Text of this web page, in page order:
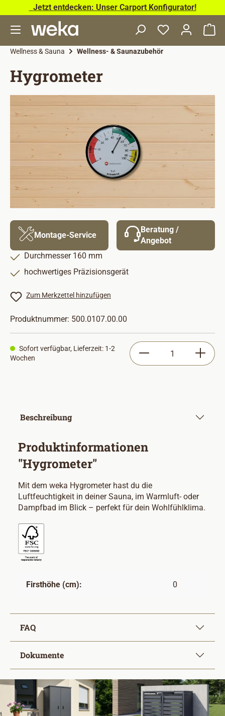
Zum Hauptinhalt springen
Jetzt entdecken: Unser Carport Konfigurator!
Wellness & Sauna Wellness- & Saunazubehör
Hygrometer
Bildergalerie überspringen
Montage-Service
Beratung /
Angebot
Durchmesser 160 mm
hochwertiges Präzisionsgerät
Zum Merkzettel hinzufügen
Produktnummer: 500.0107.00.00
Sofort verfügbar, Lieferzeit: 1-2
Wochen
Produkt Anzahl:
Beschreibung
Produktinformationen
"Hygrometer"
Mit dem weka Hygrometer hast du die
Luftfeuchtigkeit in deiner Sauna, im Warmluft- oder
Dampfbad im Blick – perfekt für dein Wohlfühlklima.
Firsthöhe (cm): 0
FAQ
Dokumente